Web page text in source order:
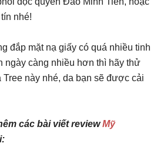
nhé!
đắp mặt nạ giấy có quá nhiều tinh
ngày càng nhiều hơn thì hãy thử
Tree này nhé, da bạn sẽ được cải
các bài viết reviewMỹ